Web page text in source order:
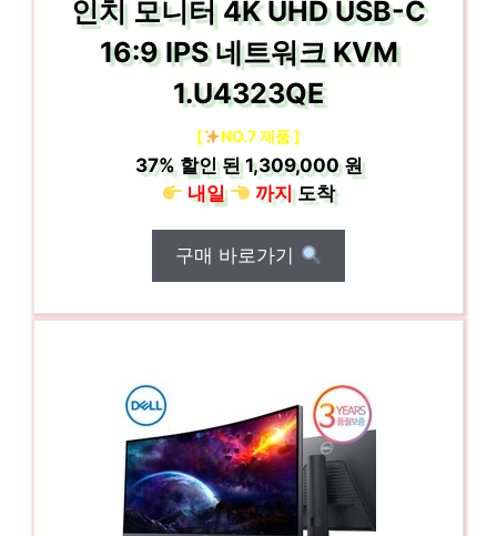
인치 모니터 4K UHD USB-C
16:9 IPS 네트워크 KVM
1.U4323QE
[ NO.7 제품 ]
37%할인 된1,309,000 원
내일
까지도착
구매 바로가기